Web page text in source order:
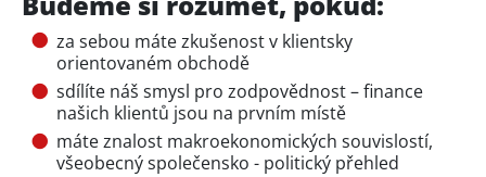
za sebou máte zkušenost v klientsky
orientovaném obchodě
sdílíte náš smysl pro zodpovědnost – finance
našich klientů jsou na prvním místě
máte znalost makroekonomických souvislostí,
všeobecný společensko - politický přehled